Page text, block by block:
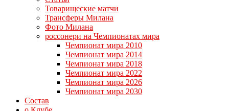
Товарищеские матчи
Трансферы Милана
Фото Милана
россонери на Чемпионатах мира
Чемпионат мира 2010
Чемпионат мира 2014
Чемпионат мира 2018
Чемпионат мира 2022
Чемпионат мира 2026
Чемпионат мира 2030
Состав